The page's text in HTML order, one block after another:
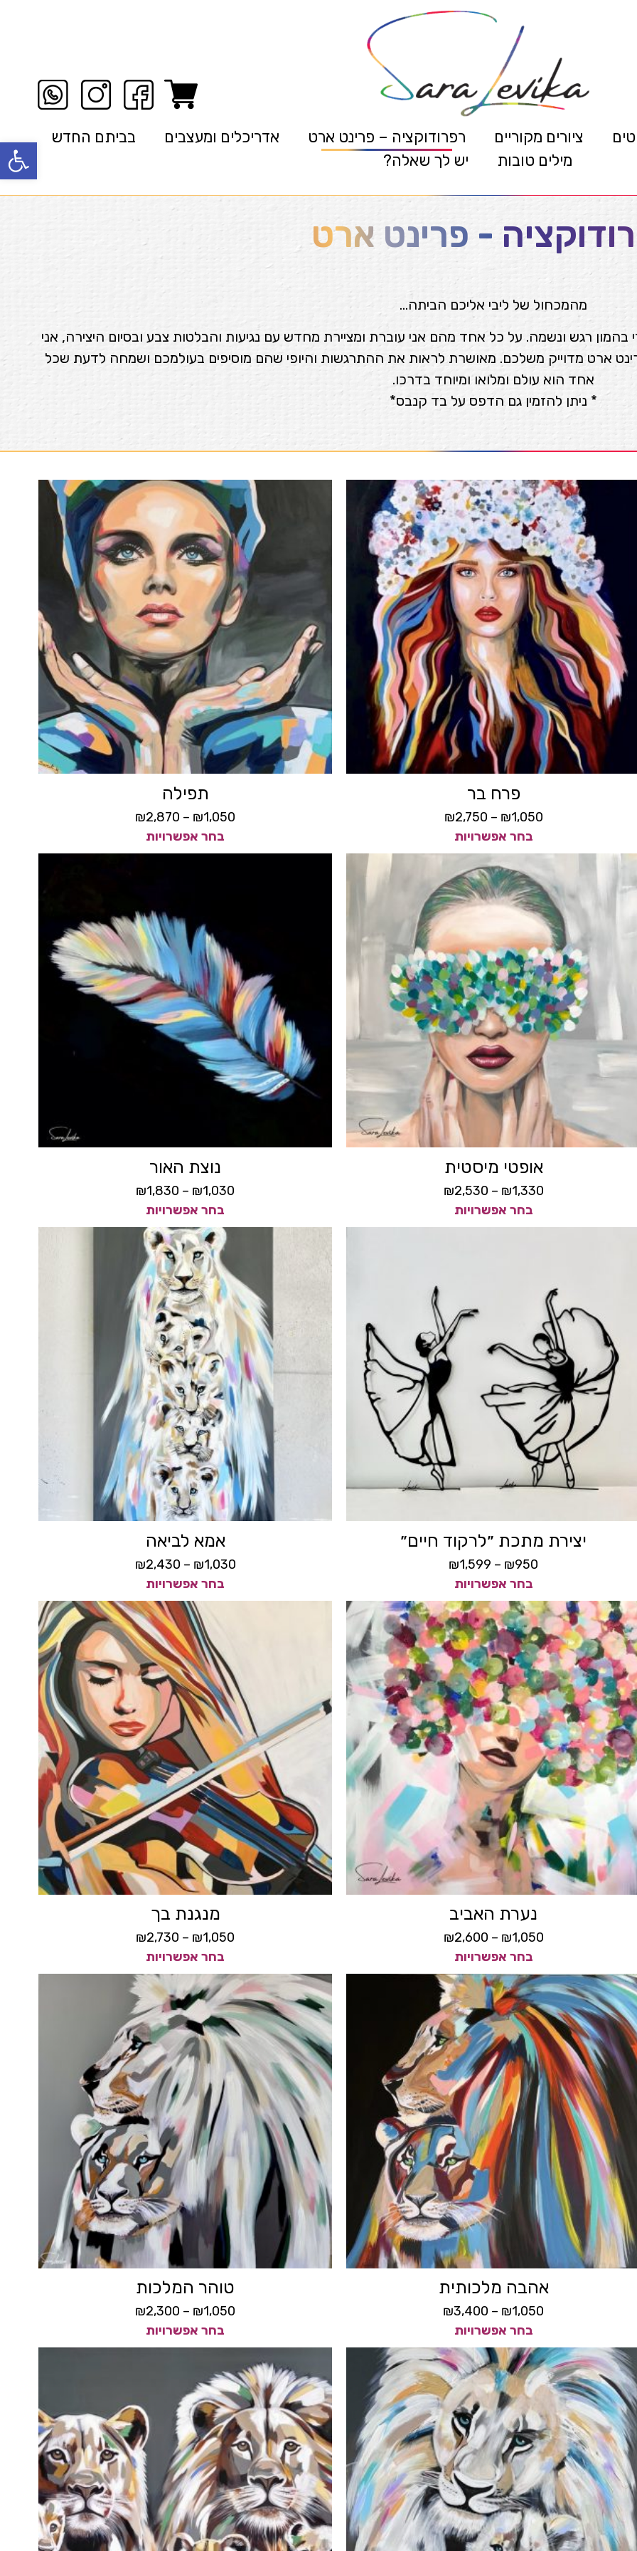
פתח ציורים מקוריים רפרודוקציה – פרינט ארט אדריכלים ומעצבים
בביתם החדש
מילים טובות
יש לך שאלה?
- פרינט ארט
מהמכחול של ליבי אליכם הביתה…
בהמון רגש ונשמה. על כל אחד מהם אני עוברת ומציירת מחדש עם נגיעות והבלטות צבע ובסיום היצירה, אני
ארט מדוייק משלכם. מאושרת לראות את ההתרגשות והיופי שהם מוסיפים בעולמכם ושמחה לדעת שכל
אחד הוא עולם ומלואו ומיוחד בדרכו.
* ניתן להזמין גם הדפס על בד קנבס*
פרח בר
₪1,050
–
₪2,750
בחר אפשרויות
תפילה
₪1,050
–
₪2,870
בחר אפשרויות
אופטי מיסטית
₪1,330
–
₪2,530
בחר אפשרויות
נוצת האור
₪1,030
–
₪1,830
בחר אפשרויות
יצירת מתכת ״לרקוד חיים״
₪950
–
₪1,599
בחר אפשרויות
אמא לביאה
₪1,030
–
₪2,430
בחר אפשרויות
נערת האביב
₪1,050
–
₪2,600
בחר אפשרויות
מנגנת בך
₪1,050
–
₪2,730
בחר אפשרויות
אהבה מלכותית
₪1,050
–
₪3,400
בחר אפשרויות
טוהר המלכות
₪1,050
–
₪2,300
בחר אפשרויות